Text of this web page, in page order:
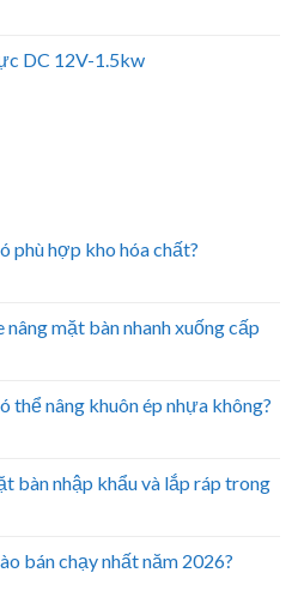
DC 12V-1.5kw
phù hợp kho hóa chất?
mặt bàn nhanh xuống cấp
thể nâng khuôn ép nhựa không?
bàn nhập khẩu và lắp ráp trong
bán chạy nhất năm 2026?